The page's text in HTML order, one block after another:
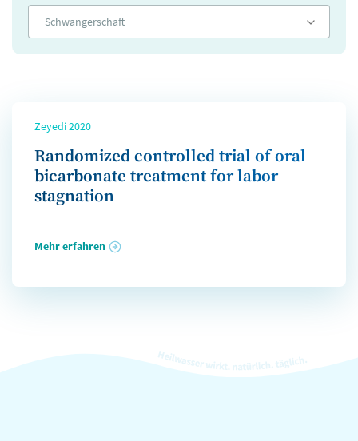
Schwangerschaft
Zeyedi 2020
Randomized controlled trial of oral
bicarbonate treatment for labor
stagnation
Mehr erfahren